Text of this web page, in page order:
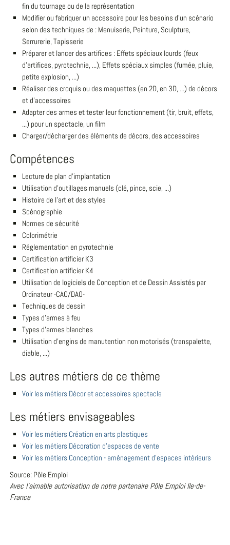
fin du tournage ou de la représentation
Modifier ou fabriquer un accessoire pour les besoins d'un scénario
selon des techniques de : Menuiserie, Peinture, Sculpture,
Serrurerie, Tapisserie
Préparer et lancer des artifices : Effets spéciaux lourds (feux
d'artifices, pyrotechnie, ...), Effets spéciaux simples (fumée, pluie,
petite explosion, ...)
Réaliser des croquis ou des maquettes (en 2D, en 3D, ...) de décors
et d'accessoires
Adapter des armes et tester leur fonctionnement (tir, bruit, effets,
...) pour un spectacle, un film
Charger/décharger des éléments de décors, des accessoires
Compétences
Lecture de plan d'implantation
Utilisation d'outillages manuels (clé, pince, scie, ...)
Histoire de l'art et des styles
Scénographie
Normes de sécurité
Colorimétrie
Réglementation en pyrotechnie
Certification artificier K3
Certification artificier K4
Utilisation de logiciels de Conception et de Dessin Assistés par
Ordinateur -CAO/DAO-
Techniques de dessin
Types d'armes à feu
Types d'armes blanches
Utilisation d'engins de manutention non motorisés (transpalette,
diable, ...)
Les autres métiers de ce thème
Voir les métiers Décor et accessoires spectacle
Les métiers envisageables
Voir les métiers Création en arts plastiques
Voir les métiers Décoration d'espaces de vente
Voir les métiers Conception - aménagement d'espaces intérieurs
Source: Pôle Emploi
Avec l'aimable autorisation de notre partenaire Pôle Emploi Ile-de-
France